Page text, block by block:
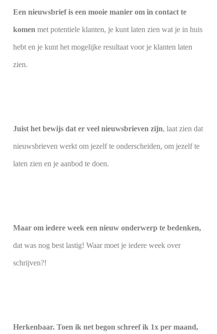
Een nieuwsbrief is een mooie manier om in contact te
komen met potentiele klanten, je kunt laten zien wat je in huis
hebt en je kunt het mogelijke resultaat voor je klanten laten
zien.
Juist het bewijs dat er veel nieuwsbrieven zijn, laat zien dat
nieuwsbrieven werkt om jezelf te onderscheiden, om jezelf te
laten zien en je aanbod te doen.
Maar om iedere week een nieuw onderwerp te bedenken,
dat was nog best lastig! Waar moet je iedere week over
schrijven?!
Herkenbaar. Toen ik net begon schreef ik 1x per maand,